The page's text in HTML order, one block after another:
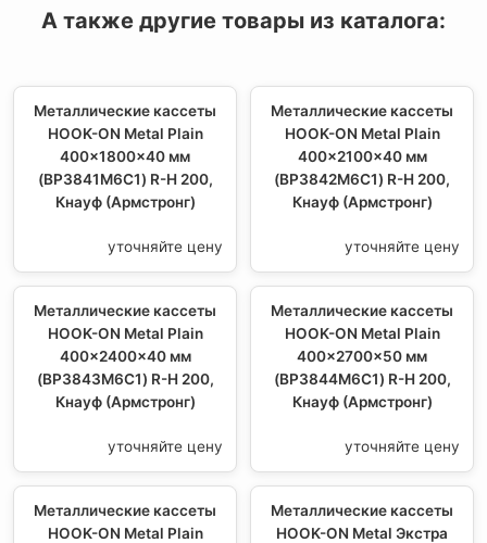
А также другие товары из каталога:
Металлические кассеты
HOOK-ON Metal Plain
400x1800x40 мм
(BP3841M6C1) R-H 200,
Кнауф (Армстронг)
уточняйте цену
Металлические кассеты
HOOK-ON Metal Plain
400x2100x40 мм
(BP3842M6C1) R-H 200,
Кнауф (Армстронг)
уточняйте цену
Металлические кассеты
HOOK-ON Metal Plain
400x2400x40 мм
(BP3843M6C1) R-H 200,
Кнауф (Армстронг)
уточняйте цену
Металлические кассеты
HOOK-ON Metal Plain
400x2700x50 мм
(BP3844M6C1) R-H 200,
Кнауф (Армстронг)
уточняйте цену
Металлические кассеты
HOOK-ON Metal Plain
Металлические кассеты
HOOK-ON Metal Экстра